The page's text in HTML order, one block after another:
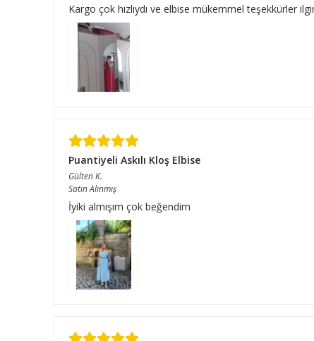
Kargo çok hızlıydı ve elbise mükemmel teşekkürler
Puantiyeli Askılı Kloş Elbise
GültenK.
Satın Alınmış
İyiki almışım çok beğendim